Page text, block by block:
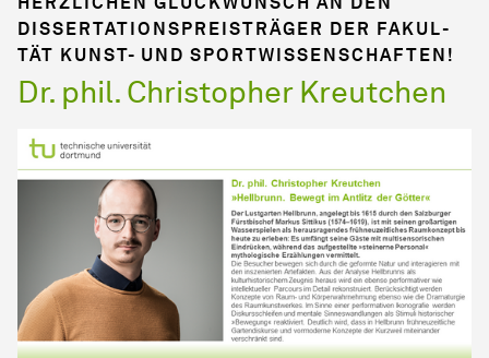
DISSERTATIONSPREISTRÄGER DER FA­KUL­
TÄT KUNST- UND SPORTWISSENSCHAFTEN!
Dr. phil. Christopher Kreutchen